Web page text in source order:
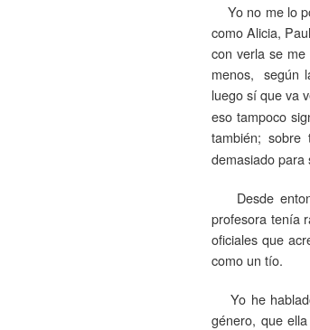
Yo no me lo
como Alicia,
con verla se
menos, según
luego sí que va
eso tampoco
también;
demasiado
Desde
profesora tenía
oficiales que
como un tío.
Yo he
género, que